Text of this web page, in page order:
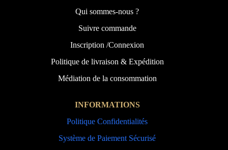
Qui sommes-nous ?
Suivre commande
Inscription /Connexion
Politique de livraison & Expédition
Médiation de la consommation
INFORMATIONS
Politique Confidentialités
Système de Paiement Sécurisé